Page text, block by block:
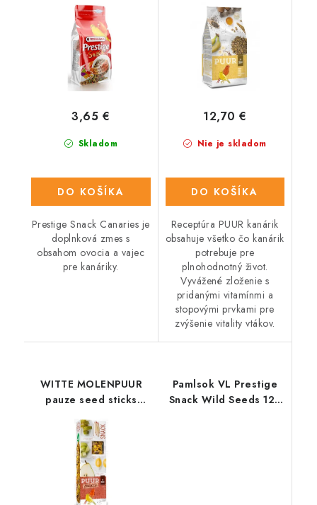
Skladom
3,65 €
DO KOŠÍKA
Prestige Snack Canaries je
doplnková zmes s
obsahom ovocia a vajec
pre kanáriky.
Nie je skladom
12,70 €
DO KOŠÍKA
Receptúra PUUR kanárik
obsahuje všetko čo kanárik
potrebuje pre
plnohodnotný život.
Vyvážené zloženie s
pridanými vitamínmi a
stopovými prvkami pre
zvýšenie vitality vtákov.
WITTE MOLENPUUR
pauze seed sticks
tyčinky s ovocím 60 g
Pamlsok VL Prestige
Snack Wild Seeds 125